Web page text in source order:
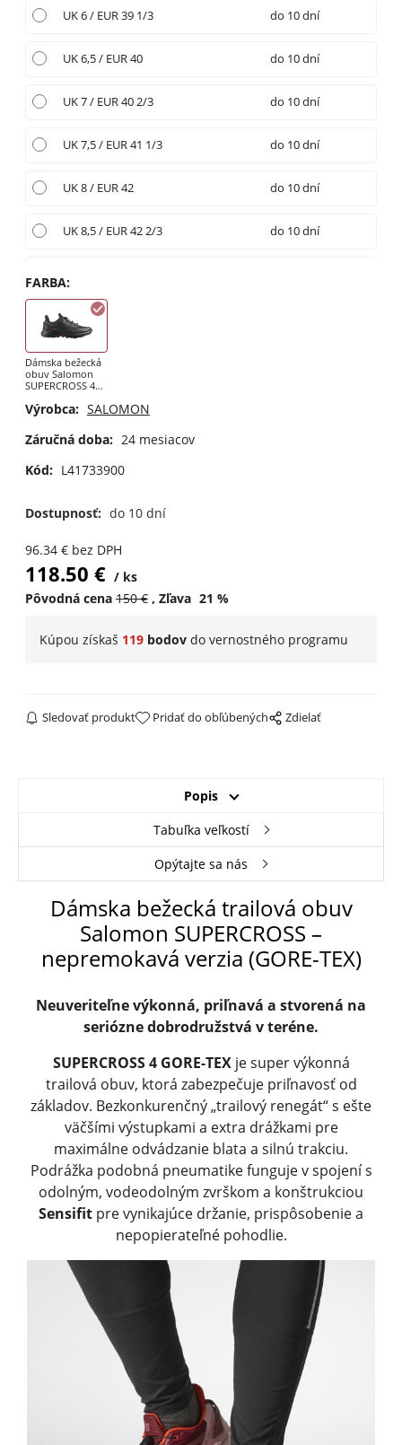
UK 6 / EUR 39 1/3 do 10 dní
UK 6,5 / EUR 40 do 10 dní
UK 7 / EUR 40 2/3 do 10 dní
UK 7,5 / EUR 41 1/3 do 10 dní
UK 8 / EUR 42 do 10 dní
UK 8,5 / EUR 42 2/3 do 10 dní
UK 9,5 / EUR 44
FARBA:
Dámska bežecká
obuv Salomon
SUPERCROSS 4
Black
Výrobca: SALOMON
Záručná doba: 24 mesiacov
Kód: L41733900
Dostupnosť: do 10 dní
96.34€ bez DPH
118.50 €
ks
Pôvodná cena 150€ Zľava 21 %
Kúpou získaš 119bodovdo vernostného programu
Sledovať produkt Pridať do obľúbených Zdielať
Popis
Tabuľka veľkostí
Opýtajte sa nás
Dámska bežecká trailová obuv
Salomon SUPERCROSS –
nepremokavá verzia (GORE-TEX)
Neuveriteľne výkonná, priľnavá a stvorená na
seriózne dobrodružstvá v teréne.
SUPERCROSS 4 GORE-TEXje super výkonná
trailová obuv, ktorá zabezpečuje priľnavosť od
základov. Bezkonkurenčný „trailový renegát“ s ešte
väčšími výstupkami a extra drážkami pre
maximálne odvádzanie blata a silnú trakciu.
Podrážka podobná pneumatike funguje v spojení s
odolným, vodeodolným zvrškom a konštrukciou
Sensifit pre vynikajúce držanie, prispôsobenie a
nepopierateľné pohodlie.